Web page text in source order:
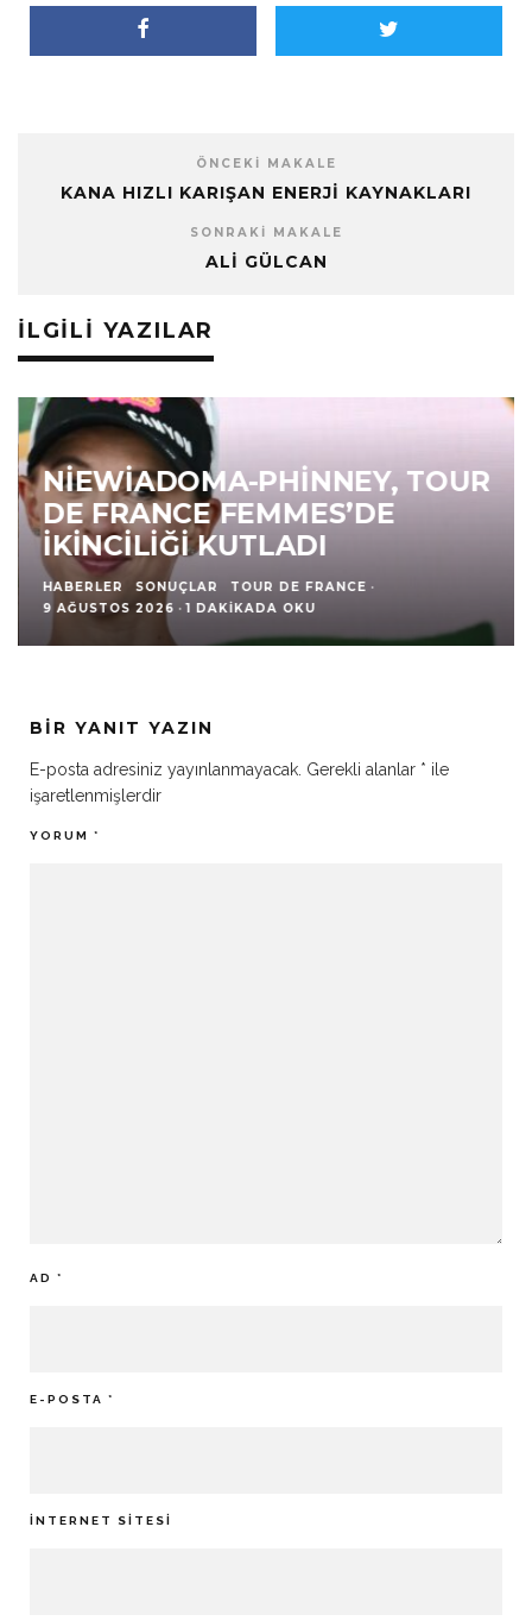
ÖNCEKI MAKALE
KANA HIZLI KARIŞAN ENERJI KAYNAKLARI
SONRAKI MAKALE
ALI GÜLCAN
İLGILI YAZILAR
NIEWIADOMA-PHINNEY, TOUR
DE FRANCE FEMMES’DE
İKINCILIĞI KUTLADI
HABERLER SONUÇLAR TOUR DE FRANCE ·
9 AĞUSTOS 2026 · 1 DAKIKADA OKU
BIR YANIT YAZIN
E-posta adresiniz yayınlanmayacak. Gerekli alanlar * ile
işaretlenmişlerdir
YORUM *
AD *
E-POSTA *
İNTERNET SITESI